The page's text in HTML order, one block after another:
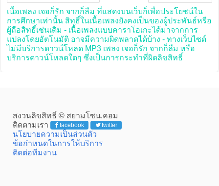
เนื้อเพลง เจอก็รัก จากก็ลืม ที่แสดงบนเว็บก็เพื่อประโยชน์ใน
การศึกษาเท่านั้น สิทธิ์ในเนื้อเพลงยังคงเป็นของผู้ประพันธ์หรือ
ผู้ถือสิทธิ์เช่นเดิม - เนื้อเพลงแบบคาราโอเกะได้มาจากการ
แปลงโดยอัตโนมัติ อาจมีความผิดพลาดได้บ้าง - ทางเว็บไซต์
ไม่มีบริการดาวน์โหลด MP3 เพลง เจอก็รัก จากก็ลืม หรือ
บริการดาวน์โหลดใดๆ ซึ่งเป็นการกระทำที่ผิดลิขสิทธิ์
สงวนลิขสิทธิ์ © สยามโซน.คอม
ติดตามเรา
facebook twitter
นโยบายความเป็นส่วนตัว
ข้อกำหนดในการให้บริการ
ติดต่อทีมงาน